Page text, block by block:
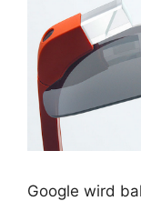
Google wird